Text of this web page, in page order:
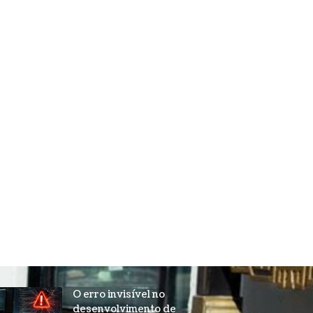
O erro invisível no
desenvolvimento de